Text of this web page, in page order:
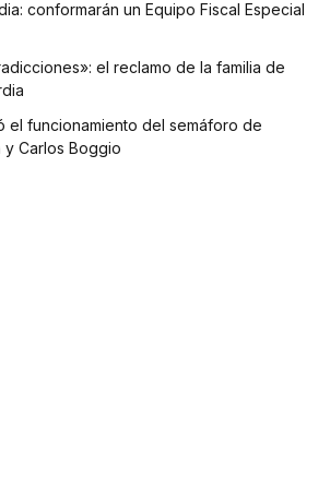
conformarán un Equipo Fiscal Especial
el reclamo de la familia de
el funcionamiento del semáforo de
y Carlos Boggio